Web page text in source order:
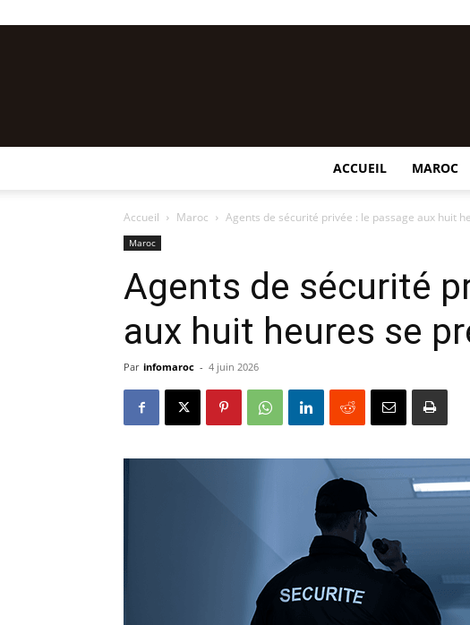
ACCUEIL MAROC
Accueil Maroc Agents de sécurité privée : le passage aux huit
Maroc
Agents de sécurité
aux huit heures se
Par infomaroc - 4 juin 2026